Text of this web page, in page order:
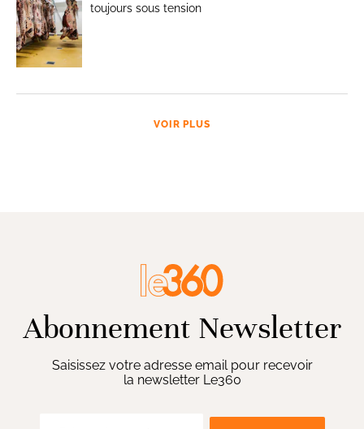
toujours sous tension
VOIR PLUS
Abonnement Newsletter
Saisissez votre adresse email pour recevoir
la newsletter Le360